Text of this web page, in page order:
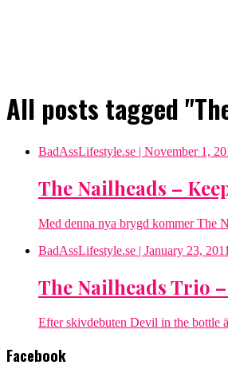
All posts tagged
BadAssLifestyle.se | November 1,
The Nailheads –
Med denna nya brygd kommer The
BadAssLifestyle.se | January 23, 2011
The Nailheads Trio
Efter skivdebuten Devil in the bottle
Facebook